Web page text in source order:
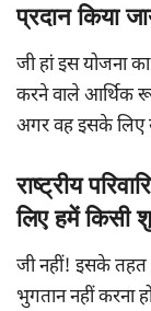
प्रदान किया
जी हां इस योजना
करने वाले आर्थिक
अगर वह इसके लिए
राष्ट्रीय
लिए हमें किसी
जी नहीं! इसके
भुगतान नहीं करना